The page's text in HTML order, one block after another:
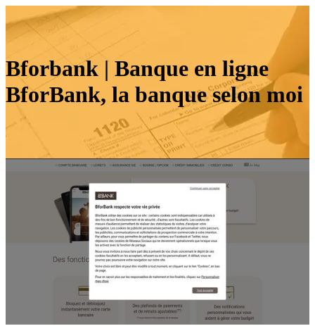
Bforbank | Banque en ligne
BforBank, la banque selon moi